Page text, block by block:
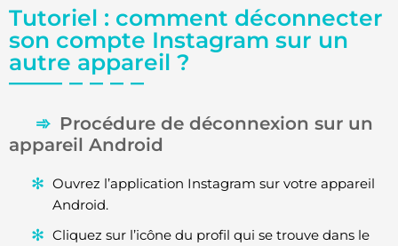
Tutoriel : comment déconnecter
son compte Instagram sur un
autre appareil ?
Procédure de déconnexion sur un
appareil Android
Ouvrez l’application Instagram sur votre appareil
Android.
Cliquez sur l’icône du profil qui se trouve dans le